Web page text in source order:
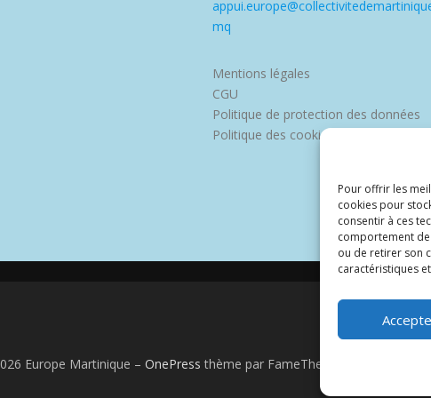
Pour offrir les
cookies pour
consentir à ces
comportement de
ou de retirer son
caractéristiques
mq
Mentions légales
CGU
Politique de protection des données
Politique des cookies
Europe Martinique – OnePress thème par FameThemes. Traduit par